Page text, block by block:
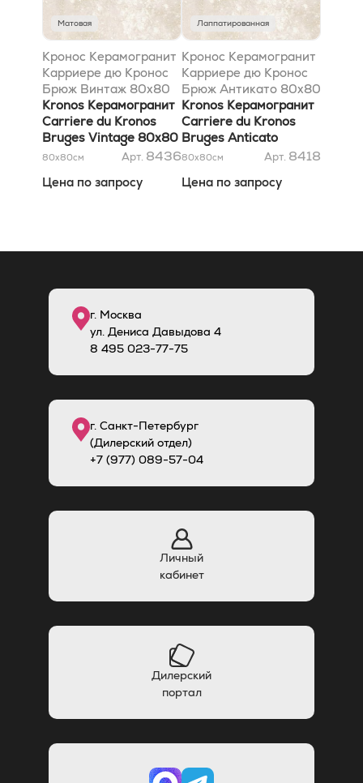
Матовая
Кронос Керамогранит
Карриере дю Кронос
Брюж Винтаж 80х80
матовый ret, 10mm
Kronos Керамогранит
Carriere du Kronos
Bruges Vintage 80х80
Naturale ret, 10mm
80x80см Арт. 8436
Цена по запросу
Лаппатированная
Кронос Керамогранит
Карриере дю Кронос
Брюж Антикато 80х80
лаппатированный ret,
10mm
Kronos Керамогранит
Carriere du Kronos
Bruges Anticato
80х80 Lappato ret,
80x80см Арт. 8418
Цена по запросу
г. Москва
ул. Дениса Давыдова 4
8 495 023-77-75
г. Санкт-Петербург
(Дилерский отдел)
+7 (977) 089-57-04
Личный
кабинет
Дилерский
портал